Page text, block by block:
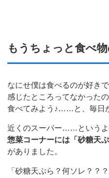
もうちょっと食べ
なにせ僕は食べるのが好き
感じたところってなかった
食べてみよう♪……と、毎日
近くのスーパー……というよ
惣菜コーナーには「砂糖天
がありました。
「砂糖天ぷら？何ソレ？？